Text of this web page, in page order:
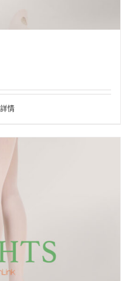
詳情